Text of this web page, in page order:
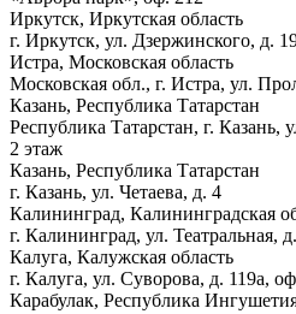
Иркутск, Иркутская область
г. Иркутск, ул. Дзержинского, д.
Истра, Московская область
Московская обл., г. Истра, ул.
Казань, Республика Татарстан
Республика Татарстан, г. Казань,
2 этаж
Казань, Республика Татарстан
г. Казань, ул. Четаева, д. 4
Калининград, Калининградская
г. Калининград, ул.
Калуга, Калужская область
г. Калуга, ул. Суворова, д. 119а,
Карабулак, Республика